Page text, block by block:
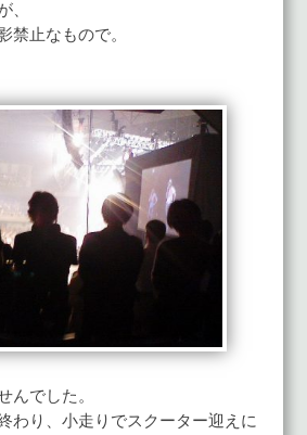
、
禁止なもので。
んでした。
わり、小走りでスクーター迎えに